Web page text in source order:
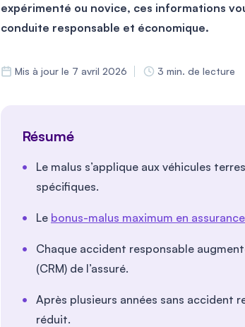
expérimenté ou novice, ces informations
conduite responsable et économique.
Mis à jour le 7 avril 2026 3 min. de lecture
Résumé
Le malus s’applique aux véhicules
spécifiques.
Le bonus-malus maximum en
Chaque accident responsable
(CRM) de l’assuré.
Après plusieurs années sans accident
réduit.